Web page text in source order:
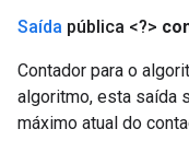
Saída pública <?>
Contador para o
algoritmo, esta saída
máximo atual do